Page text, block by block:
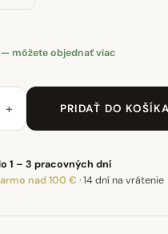
môžete objednať viac
+ PRIDAŤ DO
1 – 3 pracovných dní
nad 100 € ·14 dní na vrátenie